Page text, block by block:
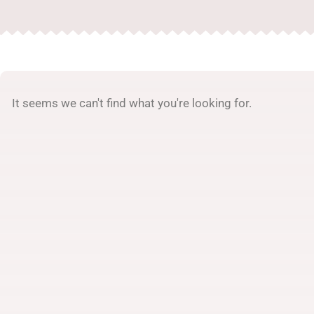
It seems we can't find what you're looking for.